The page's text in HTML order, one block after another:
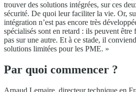
trouver des solutions intégrées, sur ces
sécurité. De quoi leur faciliter la vie. Or,
intégration n’est pas encore très
spécialisés sont en retard : ils peuvent
pas sur une autre. Et à ce stade, il
solutions limitées pour les PME. »
Par quoi commencer ?
Arnaud Lemaire, directeur technique en